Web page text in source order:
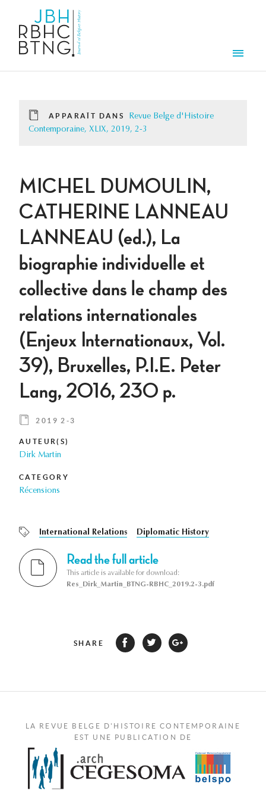
APPARAÎT DANS
Revue Belge d'Histoire
Contemporaine, XLIX, 2019, 2-3
MICHEL DUMOULIN,
CATHERINE LANNEAU
LANNEAU (ed.), La
biographie individuelle et
collective dans le champ des
relations internationales
(Enjeux Internationaux, Vol.
39), Bruxelles, P.I.E. Peter
Lang, 2016, 230 p.
2019 2-3
AUTEUR(S)
Dirk Martin
CATEGORY
Récensions
International Relations Diplomatic History
Read the full article
This article is available for download:
Res_Dirk_Martin_BTNG-RBHC_2019.2-3.pdf
SHARE
LA REVUE BELGE D'HISTOIRE CONTEMPORAINE
EST UNE PUBLICATION DE